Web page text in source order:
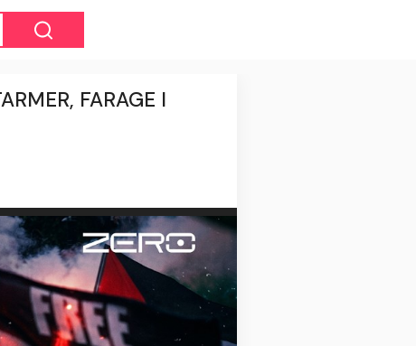
FARAGE I